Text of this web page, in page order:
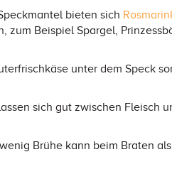
bieten sich
zum Beispiel Spargel,
unter dem Speck
sich gut zwischen Fleisch
Brühe kann beim Braten